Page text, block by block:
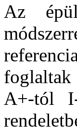
Az
foglaltak
A+-tól